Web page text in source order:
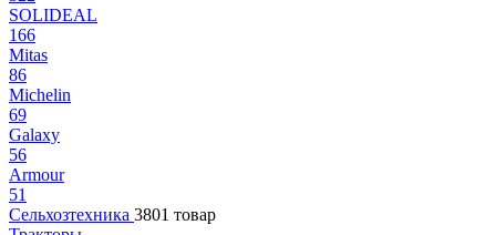
SOLIDEAL
166
Mitas
86
Michelin
69
Galaxy
56
Armour
51
Сельхозтехника 3801 товар